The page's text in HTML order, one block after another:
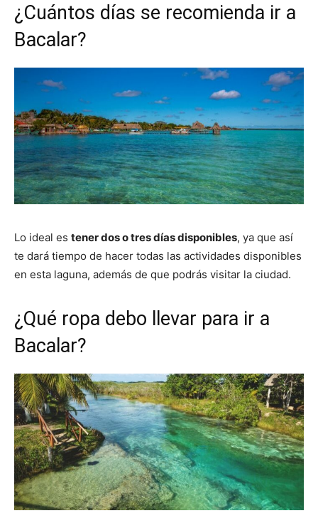
¿Cuántos días se recomienda ir a
Bacalar?
Lo ideal es tener dos o tres días disponibles, ya que así
te dará tiempo de hacer todas las actividades disponibles
en esta laguna, además de que podrás visitar la ciudad.
¿Qué ropa debo llevar para ir a
Bacalar?